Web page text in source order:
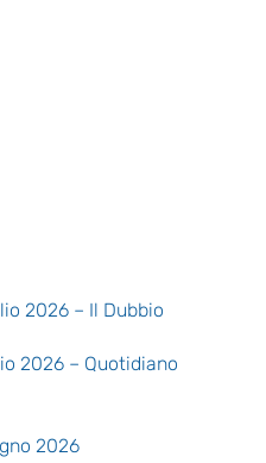
2026 – Il Dubbio
2026 – Quotidiano
2026